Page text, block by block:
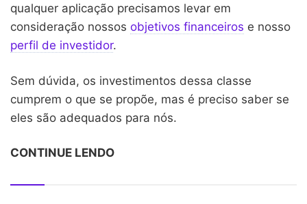
qualquer aplicação precisamos levar em
consideração nossos objetivos financeiros e nosso
perfil de investidor.
Sem dúvida, os investimentos dessa classe
cumprem o que se propõe, mas é preciso saber se
eles são adequados para nós.
CONTINUE LENDO